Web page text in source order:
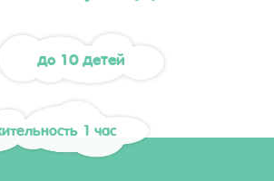
до 10 детей
1 час